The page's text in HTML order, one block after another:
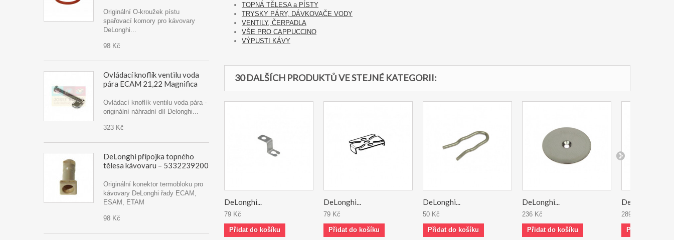
Originální O-kroužek pístu
spařovací komory pro kávovary
DeLonghi...
98 Kč
Ovládací knoflík ventilu voda
pára ECAM 21,22 Magnifica
Ovládací knoflík ventilu voda pára -
originální náhradní díl Delonghi...
323 Kč
DeLonghi přípojka topného
tělesa kávovaru – 5332239200
Originální konektor termobloku pro
kávovary DeLonghi řady ECAM,
ESAM, ETAM
98 Kč
TOPNÁ TĚLESA a PÍSTY
TRYSKY PÁRY, DÁVKOVAČE VODY
VENTILY, ČERPADLA
VŠE PRO CAPPUCCINO
VÝPUSTI KÁVY
30 DALŠÍCH PRODUKTŮ VE STEJNÉ KATEGORII:
DeLonghi...
79 Kč
Přidat do košíku
DeLonghi...
79 Kč
Přidat do košíku
DeLonghi...
50 Kč
Přidat do košíku
DeLonghi...
236 Kč
Přidat do košíku
DeLonghi...
289 Kč
Přidat do